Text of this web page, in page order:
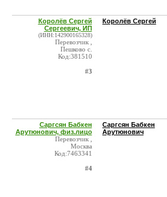
Королёв Сергей
Сергеевич, ИП
(ИНН:142900165328)
Перевозчик ,
Пешково с.
Код:381510
#3
Королёв Сергей
Саргсян Бабкен
Арутюнович, физ.лицо
Перевозчик ,
Москва
Код:7463341
#4
Саргсян Бабкен
Арутюнович